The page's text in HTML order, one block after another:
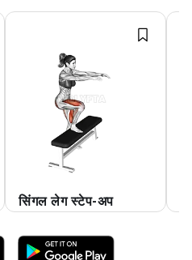
सिंगल लेग स्टेप-अप